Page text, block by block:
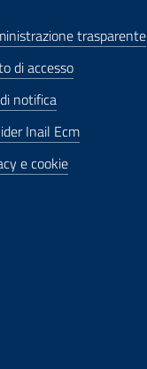
trasparente
di accesso
notifica
Inail Ecm
e cookie